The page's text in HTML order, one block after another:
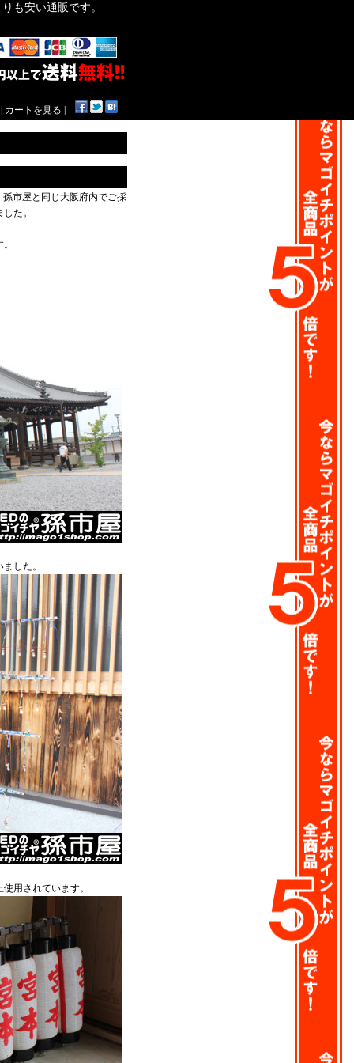
も安い通販です。
カートを見る
市屋と同じ大阪府内でご採
た。
した。
用されています。